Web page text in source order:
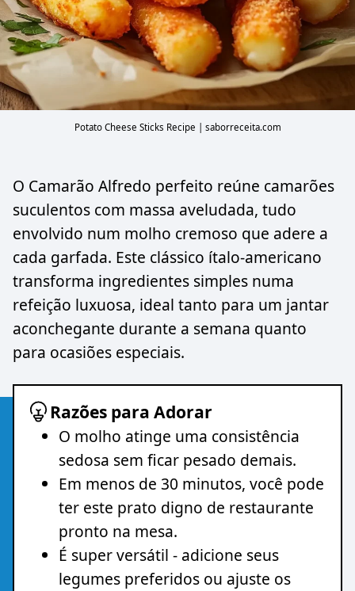
Potato Cheese Sticks Recipe | saborreceita.com
O Camarão Alfredo perfeito reúne camarões
suculentos com massa aveludada, tudo
envolvido num molho cremoso que adere a
cada garfada. Este clássico ítalo-americano
transforma ingredientes simples numa
refeição luxuosa, ideal tanto para um jantar
aconchegante durante a semana quanto
para ocasiões especiais.
Razões para Adorar
O molho atinge uma consistência
sedosa sem ficar pesado demais.
Em menos de 30 minutos, você pode
ter este prato digno de restaurante
pronto na mesa.
É super versátil - adicione seus
legumes preferidos ou ajuste os